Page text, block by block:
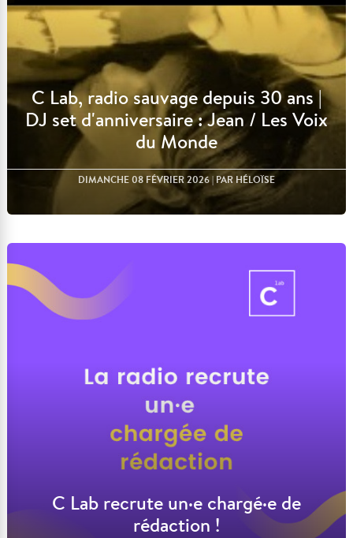
C Lab, radio sauvage depuis 30 ans |
DJ set d'anniversaire : Jean / Les Voix
du Monde
DIMANCHE 08 FÉVRIER 2026| PAR HÉLOÏSE
C Lab recrute un·e chargé·e de
rédaction !